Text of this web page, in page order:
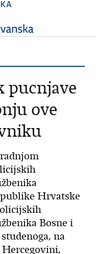
pucnjave
ove
Hrvatske
Bosne i
na